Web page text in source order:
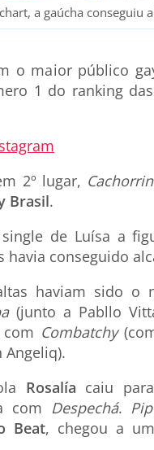
a gaúcha conseguiu
o maior público
1 do ranking
2º lugar,
Brasil.
de Luísa a
havia conseguido
haviam sido o
(junto a Pabllo
Combatchy
Rosalía caiu
com Despechá.
Beat, chegou a